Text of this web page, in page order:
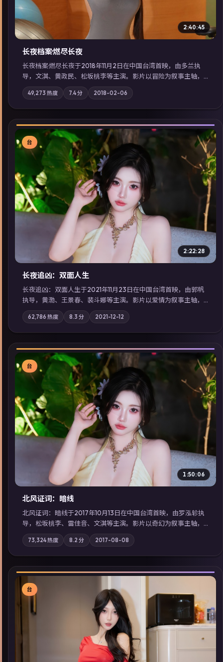
2:40:45
长夜档案·燃尽长夜
长夜档案·燃尽长夜于2018年11月2日在中国台湾首映，由多兰执
导，文淇、黄政民、松坂桃李等主演。影片以冒险为叙事主轴，
亲情与职责必须在倒计时结束前做出抉择；摄影与配乐强化地域
气质；站内亦可通过「国产免费观看高清电视剧在线看」延展检
索同类型高分佳作，畅享高清在线追剧体验。
49,273 热度 7.4分 2018-02-06
▶
台
2:22:28
长夜追凶：双面人生
长夜追凶：双面人生于2021年11月23日在中国台湾首映，由郭帆
执导，黄渤、王景春、裴斗娜等主演。影片以爱情为叙事主轴，
科技与人性的边界在实验事故后逐渐模糊；摄影与配乐强化地域
气质；站内亦可通过「国产免费观看高清电视剧在线看」延展检
索同类型高分佳作，畅享高清在线追剧体验。
62,786 热度 8.3 分 2021-12-12
▶
台
1:50:06
北风证词：暗线
北风证词：暗线于2017年10月13日在中国台湾首映，由罗泓轸执
导，松坂桃李、雷佳音、文淇等主演。影片以奇幻为叙事主轴，
旧案重提，真相与谎言在同一条时间线上交锋；摄影与配乐强化
地域气质；站内亦可通过「国产免费观看高清电视剧在线看」延
展检索同类型高分佳作，畅享高清在线追剧体验。
73,324热度 8.2 分 2017-08-08
▶
台